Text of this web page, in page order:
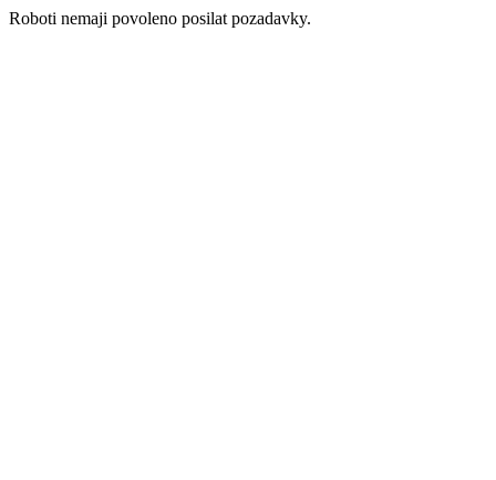
Roboti nemaji povoleno posilat pozadavky.